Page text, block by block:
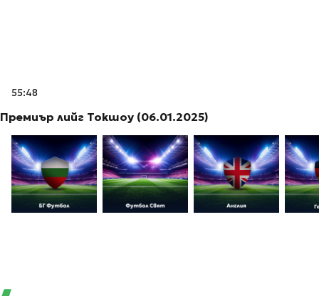
55:48
Премиър лийг Токшоу (06.01.2025)